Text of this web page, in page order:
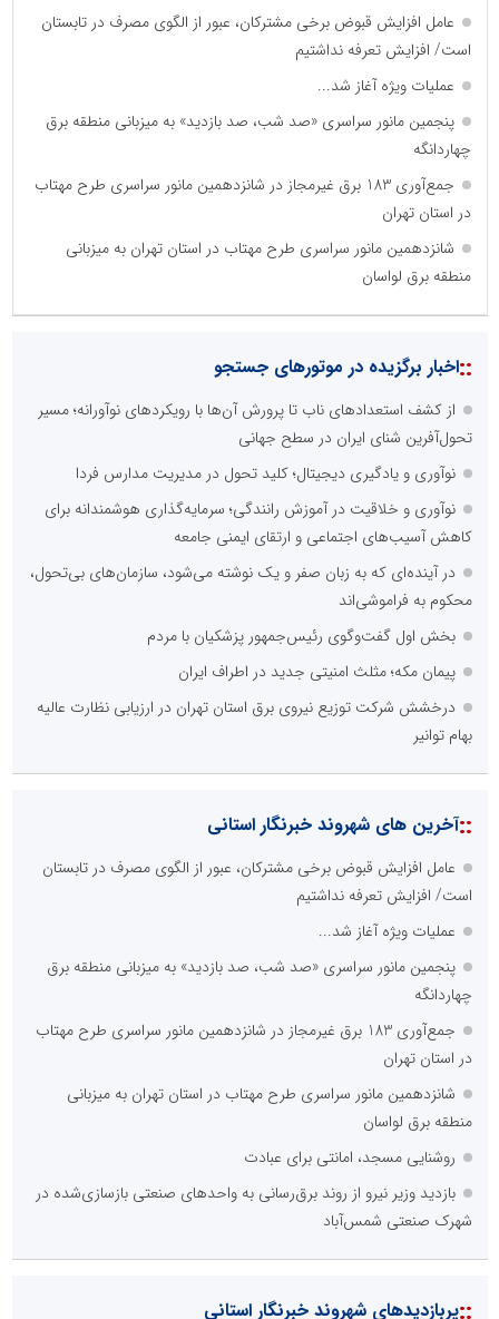
عامل افزایش قبوض برخی مشترکان، عبور از الگوی مصرف در تابستان
است/ افزایش تعرفه نداشتیم
عملیات ویژه آغاز شد...
پنجمین مانور سراسری «صد شب، صد بازدید» به میزبانی منطقه برق
چهاردانگه
جمع‌آوری 183 برق غیرمجاز در شانزدهمین مانور سراسری طرح مهتاب
در استان تهران
شانزدهمین مانور سراسری طرح مهتاب در استان تهران به میزبانی
منطقه برق لواسان
::اخبار برگزیده در موتورهای جستجو
از کشف استعدادهای ناب تا پرورش آن‌ها با رویکردهای نوآورانه؛ مسیر
تحول‌آفرین شنای ایران در سطح جهانی
نوآوری و یادگیری دیجیتال؛ کلید تحول در مدیریت مدارس فردا
نوآوری و خلاقیت در آموزش رانندگی؛ سرمایه‌گذاری هوشمندانه برای
کاهش آسیب‌های اجتماعی و ارتقای ایمنی جامعه
در آینده‌ای که به زبان صفر و یک نوشته می‌شود، سازمان‌های بی‌تحول،
محکوم به فراموشی‌اند
بخش اول گفت‌وگوی رئیس‌جمهور پزشکیان با مردم
پیمان مکه؛ مثلث امنیتی جدید در اطراف ایران
درخشش شرکت توزیع نیروی برق استان تهران در ارزیابی نظارت عالیه
بهام توانیر
::آخرین های شهروند خبرنگار استانی
عامل افزایش قبوض برخی مشترکان، عبور از الگوی مصرف در تابستان
است/ افزایش تعرفه نداشتیم
عملیات ویژه آغاز شد...
پنجمین مانور سراسری «صد شب، صد بازدید» به میزبانی منطقه برق
چهاردانگه
جمع‌آوری 183 برق غیرمجاز در شانزدهمین مانور سراسری طرح مهتاب
در استان تهران
شانزدهمین مانور سراسری طرح مهتاب در استان تهران به میزبانی
منطقه برق لواسان
روشنایی مسجد، امانتی برای عبادت
بازدید وزیر نیرو از روند برق‌رسانی به واحدهای صنعتی بازسازی‌شده در
شهرک صنعتی شمس‌آباد
::پربازدیدهای شهروند خبرنگار استانی